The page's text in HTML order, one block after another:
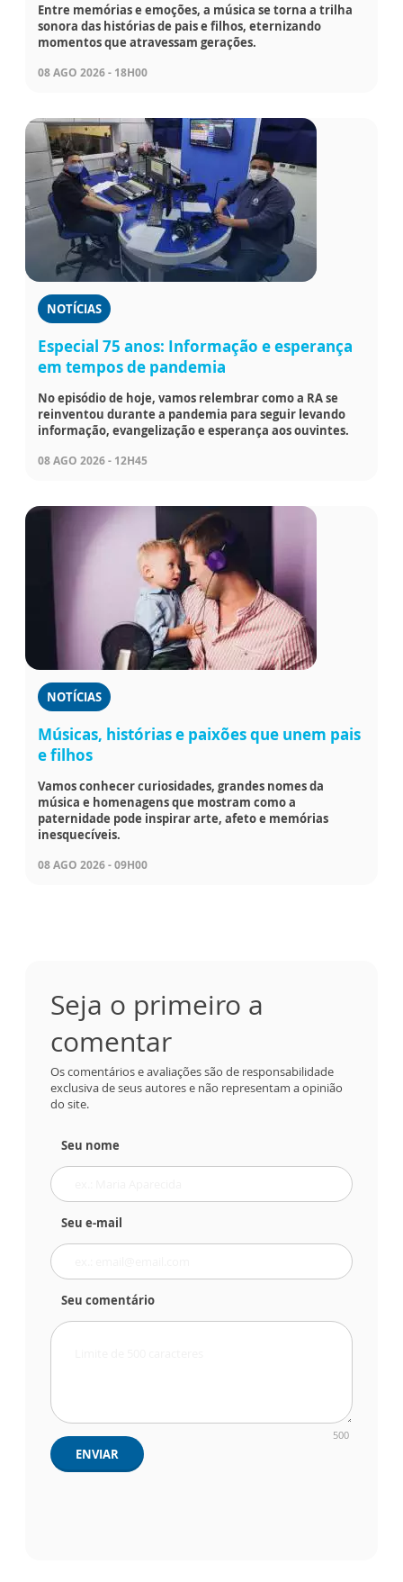
Entre memórias e emoções, a música se torna a trilha
sonora das histórias de pais e filhos, eternizando
momentos que atravessam gerações.
08 AGO 2026 - 18H00
NOTÍCIAS
Especial 75 anos: Informação e esperança
em tempos de pandemia
No episódio de hoje, vamos relembrar como a RA se
reinventou durante a pandemia para seguir levando
informação, evangelização e esperança aos ouvintes.
08 AGO 2026 - 12H45
NOTÍCIAS
Músicas, histórias e paixões que unem pais
e filhos
Vamos conhecer curiosidades, grandes nomes da
música e homenagens que mostram como a
paternidade pode inspirar arte, afeto e memórias
inesquecíveis.
08 AGO 2026 - 09H00
Seja o primeiro a
comentar
Os comentários e avaliações são de responsabilidade
exclusiva de seus autores e não representam a opinião
do site.
Seu nome
Seu e-mail
Seu comentário
500
ENVIAR